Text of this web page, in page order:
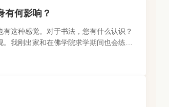
有何影响？
这种感觉。对于书法，您有什么认识？
我刚出家和在佛学院求学期间也会练练